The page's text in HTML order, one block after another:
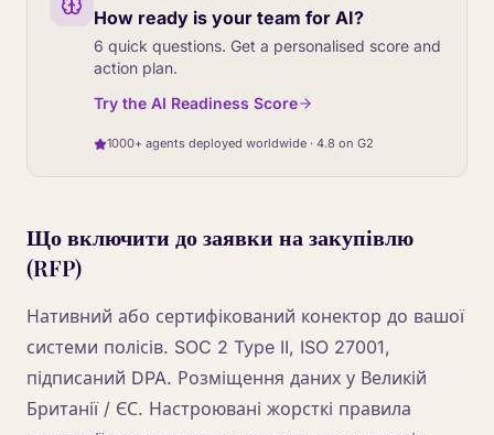
How ready is your team for AI?
6 quick questions. Get a personalised score and
action plan.
Try the AI Readiness Score
1000+ agents deployed worldwide · 4.8 on G2
Що включити до заявки на закупівлю
(RFP)
Нативний або сертифікований конектор до вашої
системи полісів. SOC 2 Type II, ISO 27001,
підписаний DPA. Розміщення даних у Великій
Британії / ЄС. Настроювані жорсткі правила